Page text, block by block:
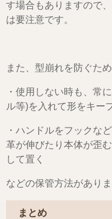
す場合もありますので
は要注意です。
また、型崩れを防ぐた
・使用しない時も、常
ル等)を入れて形をキー
・ハンドルをフックな
革が伸びたり本体が歪
して置く
などの保管方法がありま
まとめ